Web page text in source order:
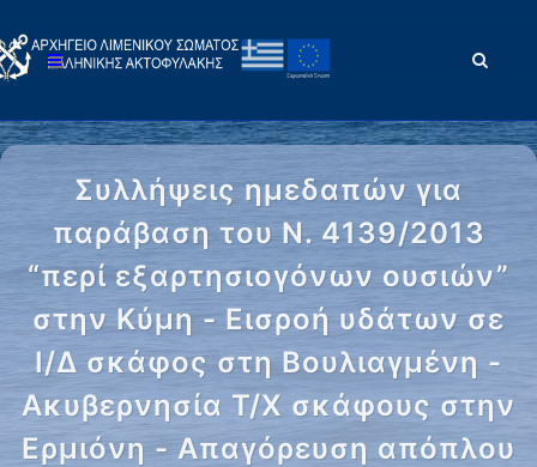
Συλλήψεις ημεδαπών για
παράβαση του Ν. 4139/2013
“περί εξαρτησιογόνων ουσιών”
στην Κύμη - Εισροή υδάτων σε
Ι/Δ σκάφος στη Βουλιαγμένη -
Ακυβερνησία Τ/Χ σκάφους στην
Ερμιόνη - Απαγόρευση απόπλου